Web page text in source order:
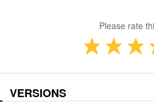
Please rate
VERSIONS